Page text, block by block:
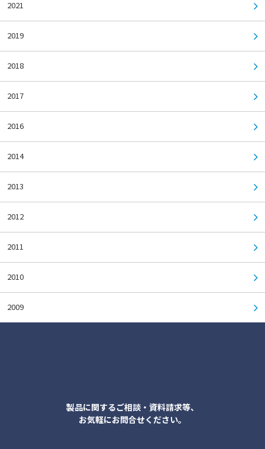
2021
2019
2018
2017
2016
2014
2013
2012
2011
2010
2009
製品に関するご相談・資料請求等、
お気軽にお問合せください。